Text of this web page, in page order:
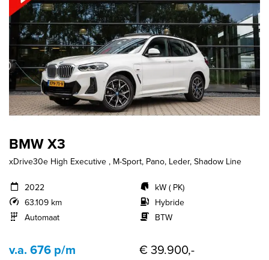
BMW X3
xDrive30e High Executive , M-Sport, Pano, Leder, Shadow Line
2022
63.109 km
Automaat
kW ( PK)
Hybride
BTW
v.a. 676 p/m € 39.900,-